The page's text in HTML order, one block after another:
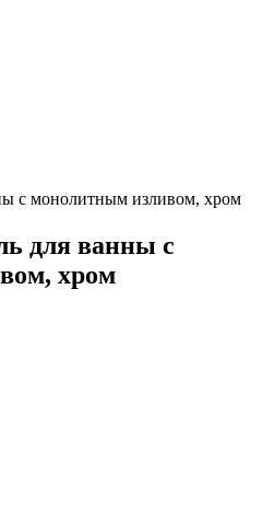
с монолитным изливом, хром
для ванны с
хром